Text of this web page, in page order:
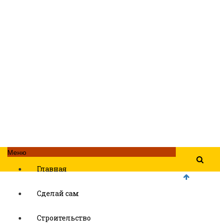
Меню
Главная
Сделай сам
Строительство